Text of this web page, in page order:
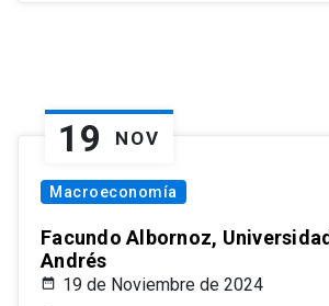
19 NOV
Macroeconomía
Facundo Albornoz,
Andrés
19 de Noviembre de 2024